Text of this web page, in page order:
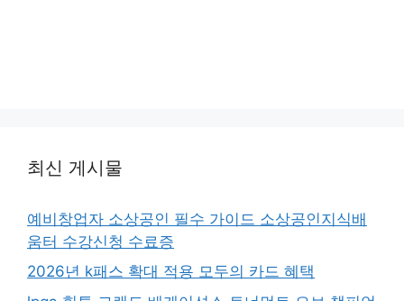
최신 게시물
예비창업자 소상공인 필수 가이드 소상공인지식배
움터 수강신청 수료증
2026년 k패스 확대 적용 모두의 카드 혜택